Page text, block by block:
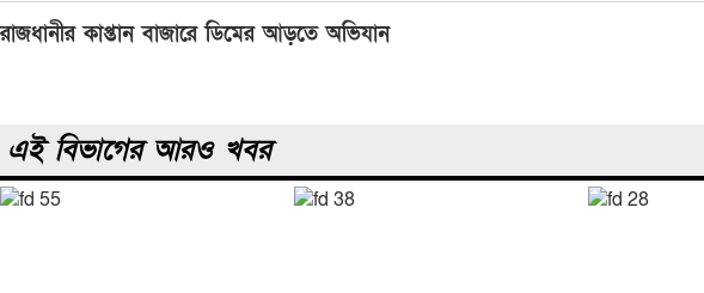
Post
navigation
রাজধানীর কাপ্তান বাজারে ডিমের আড়তে অভিযান
এই বিভাগের আরও খবর